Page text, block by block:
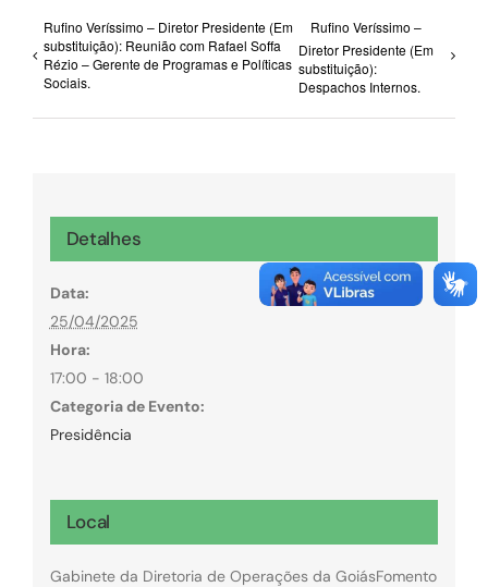
Rufino Veríssimo – Diretor Presidente (Em
substituição): Reunião com Rafael Soffa
Rézio – Gerente de Programas e Políticas
Sociais.
Rufino Veríssimo –
Diretor Presidente (Em
substituição):
Despachos Internos.
Detalhes
Data:
25/04/2025
Hora:
17:00 - 18:00
Categoria de Evento:
Presidência
Local
Gabinete da Diretoria de Operações da GoiásFomento